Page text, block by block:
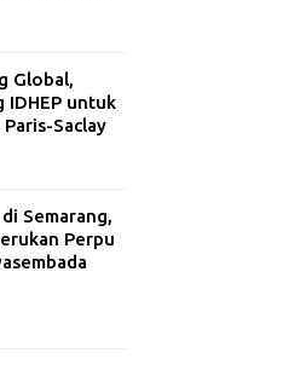
Global,
IDHEP untuk
Saclay
Semarang,
Perpu